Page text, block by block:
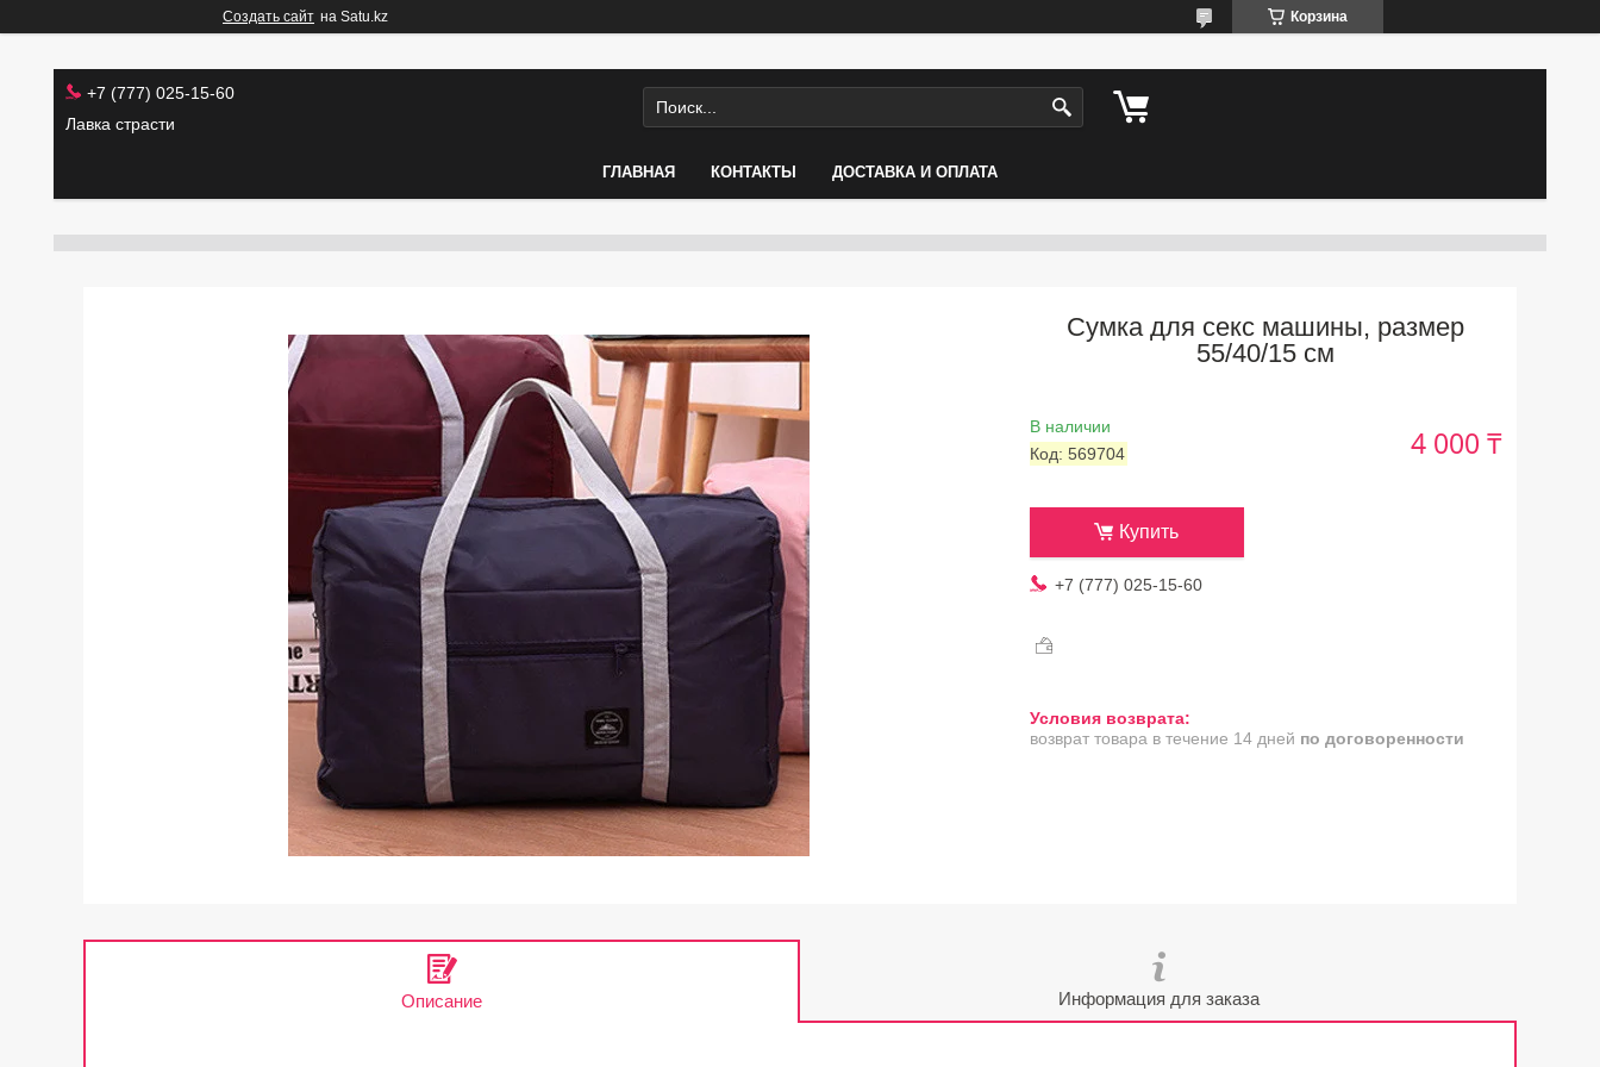
Создать сайт на Satu.kz Корзина
+7 (777) 025-15-60
Лавка страсти
ГЛАВНАЯ КОНТАКТЫ ДОСТАВКА И ОПЛАТА
Сумка для секс машины, размер
55/40/15 см
В наличии
Код: 569704 4 000 ₸
Купить
+7 (777) 025-15-60
возврат товара в течение 14 дней по договоренности
Описание Информация для заказа